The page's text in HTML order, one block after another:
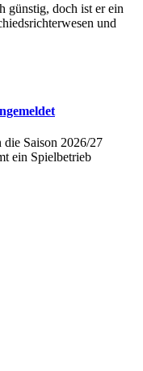
günstig, doch ist er ein
und
Saison 2026/27
ein Spielbetrieb